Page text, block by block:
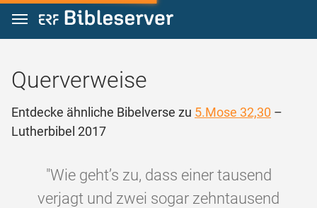
Zum Inhalt springen
Querverweise
Entdecke ähnliche Bibelverse zu 5.Mose 32,30 –
Lutherbibel 2017
"Wie geht’s zu, dass einer tausend
verjagt und zwei sogar zehntausend